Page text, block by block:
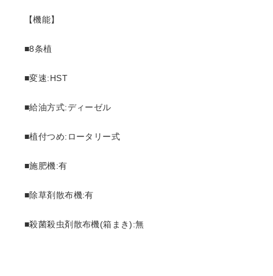
【機能】
■8条植
■変速:HST
■給油方式:ディーゼル
■植付つめ:ロータリー式
■施肥機:有
■除草剤散布機:有
■殺菌殺虫剤散布機(箱まき):無